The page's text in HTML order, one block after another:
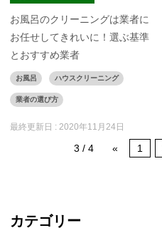
お風呂のクリーニングは業者に
お任せしてきれいに！選ぶ基準
とおすすめ業者
お風呂 ハウスクリーニング
業者の選び方
最終更新日 : 2020年11月24日
3 / 4 « 1
カテゴリー